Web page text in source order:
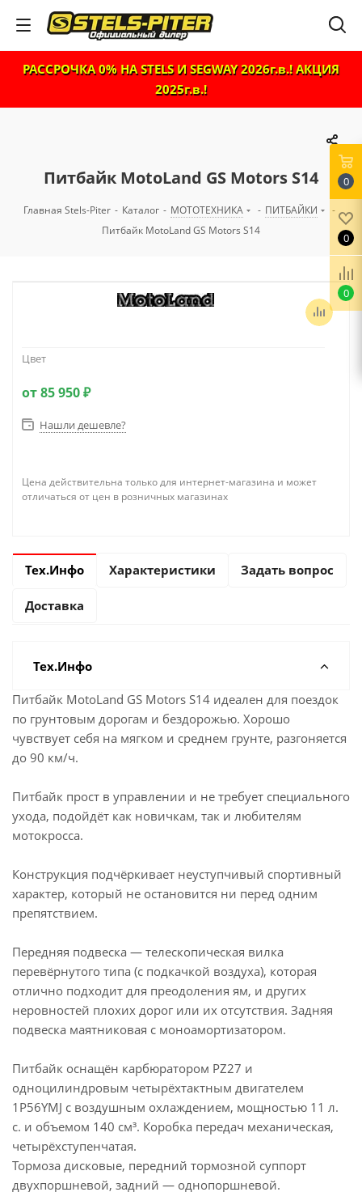
РАССРОЧКА 0% НА STELS И SEGWAY 2026г.в.! АКЦИЯ
2025г.в.!
Питбайк MotoLand GS Motors S14
Главная Stels-Piter - Каталог - МОТОТЕХНИКА - ПИТБАЙКИ
-
Питбайк MotoLand GS Motors S14
Цвет
от85 950 ₽
Нашли дешевле?
Цена действительна только для интернет-магазина и может
отличаться от цен в розничных магазинах
Тех.Инфо Характеристики Задать вопрос
Доставка
Тех.Инфо
Питбайк MotoLand GS Motors S14 идеален для поездок
по грунтовым дорогам и бездорожью. Хорошо
чувствует себя на мягком и среднем грунте, разгоняется
до 90 км/ч.
Питбайк прост в управлении и не требует специального
ухода, подойдёт как новичкам, так и любителям
мотокросса.
Конструкция подчёркивает неуступчивый спортивный
характер, который не остановится ни перед одним
препятствием.
Передняя подвеска — телескопическая вилка
перевёрнутого типа (с подкачкой воздуха), которая
отлично подходит для преодоления ям, и других
неровностей плохих дорог или их отсутствия. Задняя
подвеска маятниковая с моноамортизатором.
Питбайк оснащён карбюратором PZ27 и
одноцилиндровым четырёхтактным двигателем
1P56YMJ с воздушным охлаждением, мощностью 11 л.
с. и объемом 140 см³. Коробка передач механическая,
четырёхступенчатая.
Тормоза дисковые, передний тормозной суппорт
двухпоршневой, задний — однопоршневой.
0
0
0